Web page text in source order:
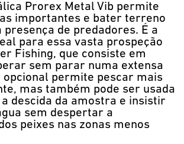
Prorex Metal Vib permite
importantes e bater terreno
de predadores. É a
para essa vasta prospeção
Fishing, que consiste em
sem parar numa extensa
opcional permite pescar mais
mas também pode ser usada
descida da amostra e insistir
sem despertar a
peixes nas zonas menos